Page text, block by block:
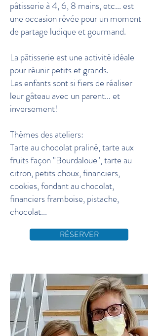
pâtisserie à 4, 6, 8 mains, etc... est
une occasion rêvée pour un moment
de partage ludique et gourmand.
La pâtisserie est une activité idéale
pour réunir petits et grands.
Les enfants sont si fiers de réaliser
leur gâteau avec un parent... et
inversement!
Thèmes des ateliers:
Tarte au chocolat praliné, tarte aux
fruits façon "Bourdaloue", tarte au
citron, petits choux, financiers,
cookies, fondant au chocolat,
financiers framboise, pistache,
chocolat...
RÉSERVER